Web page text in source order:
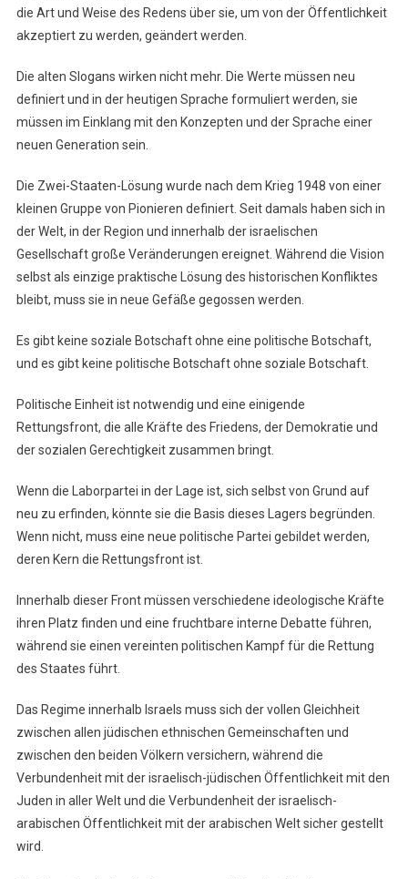
die Art und Weise des Redens über sie, um von der Öffentlichkeit
akzeptiert zu werden, geändert werden.
Die alten Slogans wirken nicht mehr. Die Werte müssen neu
definiert und in der heutigen Sprache formuliert werden, sie
müssen im Einklang mit den Konzepten und der Sprache einer
neuen Generation sein.
Die Zwei-Staaten-Lösung wurde nach dem Krieg 1948 von einer
kleinen Gruppe von Pionieren definiert. Seit damals haben sich in
der Welt, in der Region und innerhalb der israelischen
Gesellschaft große Veränderungen ereignet. Während die Vision
selbst als einzige praktische Lösung des historischen Konfliktes
bleibt, muss sie in neue Gefäße gegossen werden.
Es gibt keine soziale Botschaft ohne eine politische Botschaft,
und es gibt keine politische Botschaft ohne soziale Botschaft.
Politische Einheit ist notwendig und eine einigende
Rettungsfront, die alle Kräfte des Friedens, der Demokratie und
der sozialen Gerechtigkeit zusammen bringt.
Wenn die Laborpartei in der Lage ist, sich selbst von Grund auf
neu zu erfinden, könnte sie die Basis dieses Lagers begründen.
Wenn nicht, muss eine neue politische Partei gebildet werden,
deren Kern die Rettungsfront ist.
Innerhalb dieser Front müssen verschiedene ideologische Kräfte
ihren Platz finden und eine fruchtbare interne Debatte führen,
während sie einen vereinten politischen Kampf für die Rettung
des Staates führt.
Das Regime innerhalb Israels muss sich der vollen Gleichheit
zwischen allen jüdischen ethnischen Gemeinschaften und
zwischen den beiden Völkern versichern, während die
Verbundenheit mit der israelisch-jüdischen Öffentlichkeit mit den
Juden in aller Welt und die Verbundenheit der israelisch-
arabischen Öffentlichkeit mit der arabischen Welt sicher gestellt
wird.